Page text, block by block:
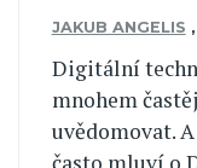
JAKUB ANGELIS ,
Digitální
mnohem
uvědomovat.